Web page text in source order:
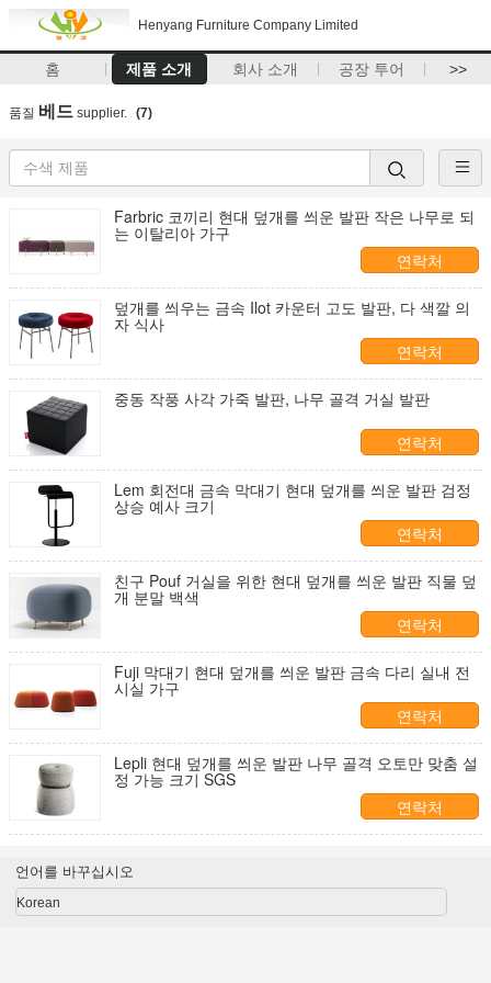
Henyang Furniture Company Limited
홈 제품 소개 회사 소개 공장 투어 >>
품질 베드 supplier. (7)
Farbric 코끼리 현대 덮개를 씌운 발판 작은 나무로 되
는 이탈리아 가구
연락처
덮개를 씌우는 금속 Ilot 카운터 고도 발판, 다 색깔 의
자 식사
연락처
중동 작풍 사각 가죽 발판, 나무 골격 거실 발판
연락처
Lem 회전대 금속 막대기 현대 덮개를 씌운 발판 검정
상승 예사 크기
연락처
친구 Pouf 거실을 위한 현대 덮개를 씌운 발판 직물 덮
개 분말 백색
연락처
Fuji 막대기 현대 덮개를 씌운 발판 금속 다리 실내 전
시실 가구
연락처
Lepli 현대 덮개를 씌운 발판 나무 골격 오토만 맞춤 설
정 가능 크기 SGS
연락처
언어를 바꾸십시오
Korean